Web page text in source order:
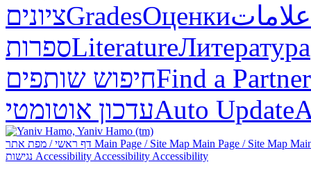
ציוניםGradesОценкиعلامات
ספרותLiteratureЛитература
חיפוש שותפיםFind a Partner
עדכון אוטומטיAuto Update
Main Page / Site Map Main Page / Site Map
Accessibility Accessibility Accessibility